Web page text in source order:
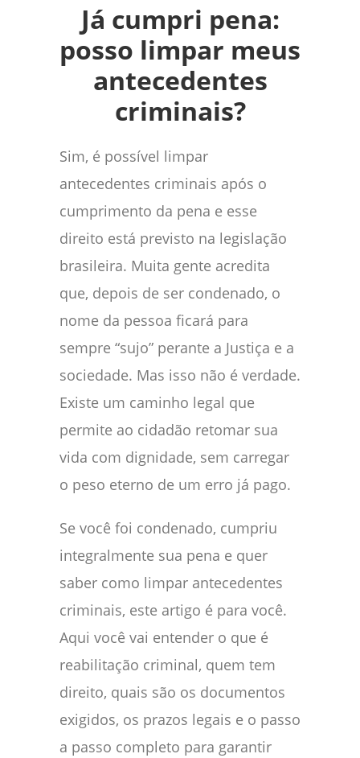
Já cumpri pena:
posso limpar meus
antecedentes
criminais?
Sim, é possível limpar
antecedentes criminais após o
cumprimento da pena e esse
direito está previsto na legislação
brasileira. Muita gente acredita
que, depois de ser condenado, o
nome da pessoa ficará para
sempre “sujo” perante a Justiça e a
sociedade. Mas isso não é verdade.
Existe um caminho legal que
permite ao cidadão retomar sua
vida com dignidade, sem carregar
o peso eterno de um erro já pago.
Se você foi condenado, cumpriu
integralmente sua pena e quer
saber como limpar antecedentes
criminais, este artigo é para você.
Aqui você vai entender o que é
reabilitação criminal, quem tem
direito, quais são os documentos
exigidos, os prazos legais e o passo
a passo completo para garantir